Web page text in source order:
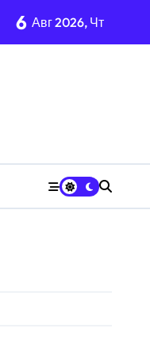
6 Авг 2026, Чт